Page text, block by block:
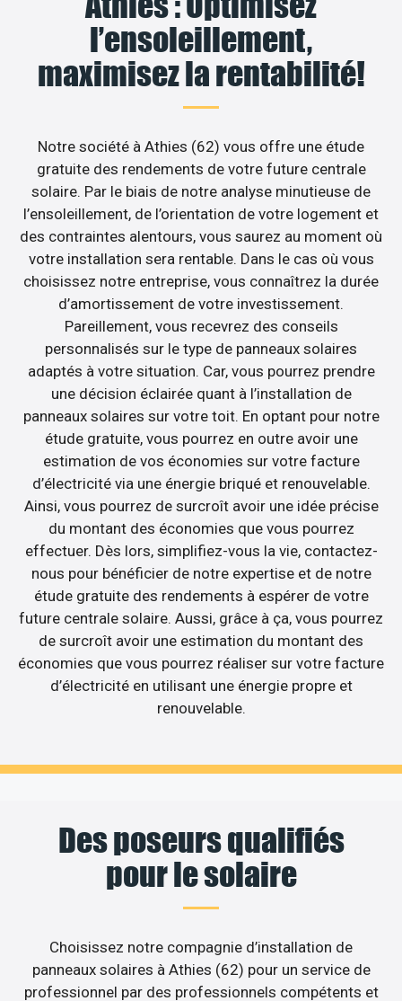
l’ensoleillement,
maximisez la rentabilité!
Notre société à Athies (62) vous offre une étude
gratuite des rendements de votre future centrale
solaire. Par le biais de notre analyse minutieuse de
l’ensoleillement, de l’orientation de votre logement et
des contraintes alentours, vous saurez au moment où
votre installation sera rentable. Dans le cas où vous
choisissez notre entreprise, vous connaîtrez la durée
d’amortissement de votre investissement.
Pareillement, vous recevrez des conseils
personnalisés sur le type de panneaux solaires
adaptés à votre situation. Car, vous pourrez prendre
une décision éclairée quant à l’installation de
panneaux solaires sur votre toit. En optant pour notre
étude gratuite, vous pourrez en outre avoir une
estimation de vos économies sur votre facture
d’électricité via une énergie briqué et renouvelable.
Ainsi, vous pourrez de surcroît avoir une idée précise
du montant des économies que vous pourrez
effectuer. Dès lors, simplifiez-vous la vie, contactez-
nous pour bénéficier de notre expertise et de notre
étude gratuite des rendements à espérer de votre
future centrale solaire. Aussi, grâce à ça, vous pourrez
de surcroît avoir une estimation du montant des
économies que vous pourrez réaliser sur votre facture
d’électricité en utilisant une énergie propre et
renouvelable.
Des poseurs qualifiés
pour le solaire
Choisissez notre compagnie d’installation de
panneaux solaires à Athies (62) pour un service de
professionnel par des professionnels compétents et